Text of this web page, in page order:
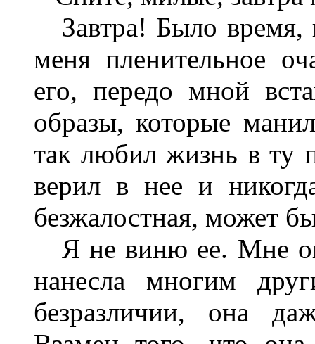
Завтра! Было время,
меня пленительное
его, передо мной
образы, которые
так любил жизнь в ту
верил в нее и
безжалостная, может
Я не виню ее. Мне
нанесла многим
безразличии, она